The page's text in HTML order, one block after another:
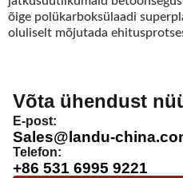
õige polükarboksülaadi
oluliselt mõjutada
Võta ühendust
E-post:
Sales@landu-
Telefon:
+86 531 6995 9221